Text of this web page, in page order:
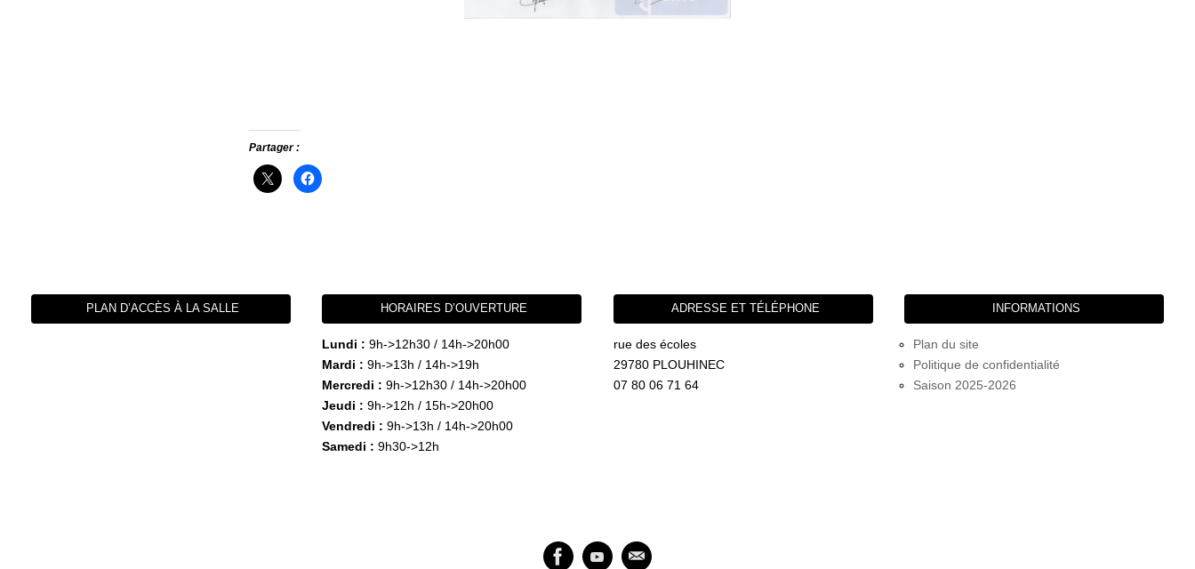
Partager :
PLAN D’ACCÈS À LA SALLE HORAIRES D’OUVERTURE
Lundi : 9h->12h30 / 14h->20h00
Mardi : 9h->13h / 14h->19h
Mercredi : 9h->12h30 / 14h->20h00
Jeudi : 9h->12h / 15h->20h00
Vendredi : 9h->13h / 14h->20h00
Samedi : 9h30->12h
ADRESSE ET TÉLÉPHONE
rue des écoles
29780 PLOUHINEC
07 80 06 71 64
INFORMATIONS
Plan du site
Politique de confidentialité
Saison 2025-2026